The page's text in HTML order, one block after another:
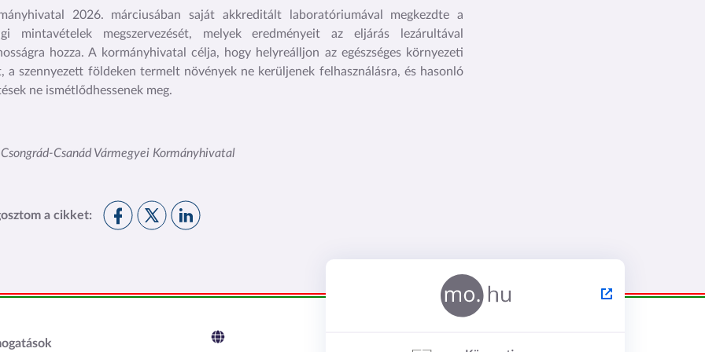
2026. márciusában saját akkreditált laboratóriumával megkezdte a
mintavételek megszervezését, melyek eredményeit az eljárás lezárultával
hozza. Akormányhivatal célja, hogy helyreálljon az egészséges környezeti
a szennyezett földeken termelt növények ne kerüljenek felhasználásra, és hasonló
ne ismétlődhessenek meg.
Csongrád-Csanád Vármegyei Kormányhivatal
a cikket:
M
e
M
e
M
e